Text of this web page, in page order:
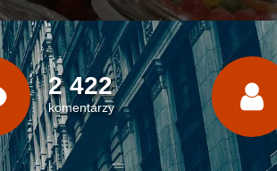
2 422
komentarzy